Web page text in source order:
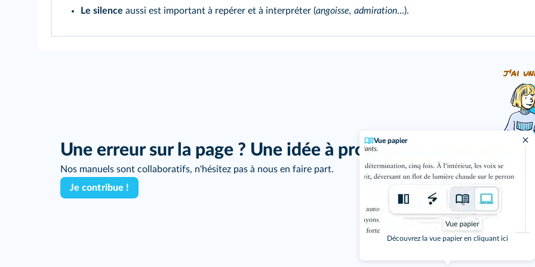
Vue papier
Découvrez la vue papier en cliquant ici
Le silence aussi est important à repérer et à interpréter (angoisse, admiration…).
Une erreur sur la page ? Une idée à proposer ?
Nos manuels sont collaboratifs, n'hésitez pas à nous en faire part.
Je contribue !
j'ai